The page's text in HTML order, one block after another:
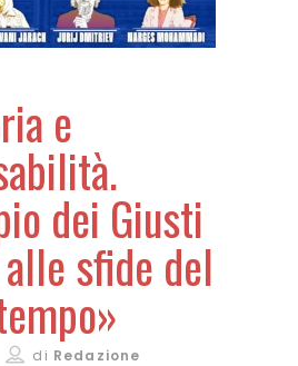
e
dei Giusti
sfide del
di Redazione